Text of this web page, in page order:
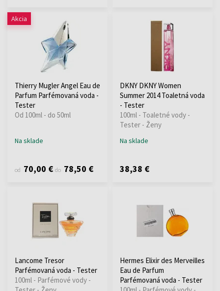
Akcia
Thierry Mugler Angel Eau de
Parfum Parfémovaná voda -
Tester
Od 100ml - do 50ml
Na sklade
od 70,00 € do 78,50 €
DKNY DKNY Women
Summer 2014 Toaletná voda
- Tester
100ml - Toaletné vody -
Tester - Ženy
Na sklade
38,38 €
Lancome Tresor
Parfémovaná voda - Tester
100ml - Parfémové vody -
Hermes Elixir des Merveilles
Eau de Parfum
Parfémovaná voda - Tester